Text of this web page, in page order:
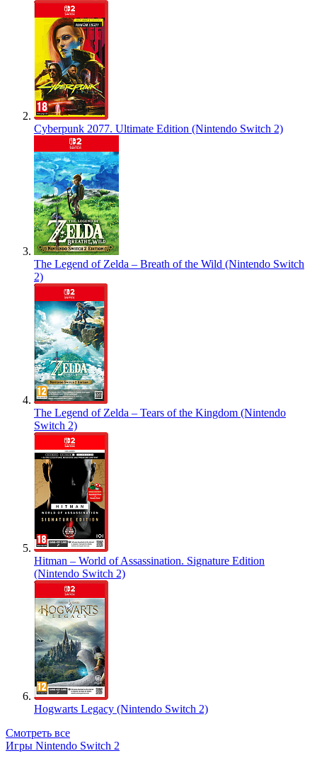
Cyberpunk 2077. Ultimate Edition (Nintendo Switch 2)
The Legend of Zelda – Breath of the Wild (Nintendo Switch
2)
The Legend of Zelda – Tears of the Kingdom (Nintendo
Switch 2)
Hitman – World of Assassination. Signature Edition
(Nintendo Switch 2)
Hogwarts Legacy (Nintendo Switch 2)
Смотреть все
Игры Nintendo Switch 2